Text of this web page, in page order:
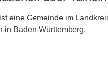
ist eine Gemeinde im
in Baden-Württemberg.